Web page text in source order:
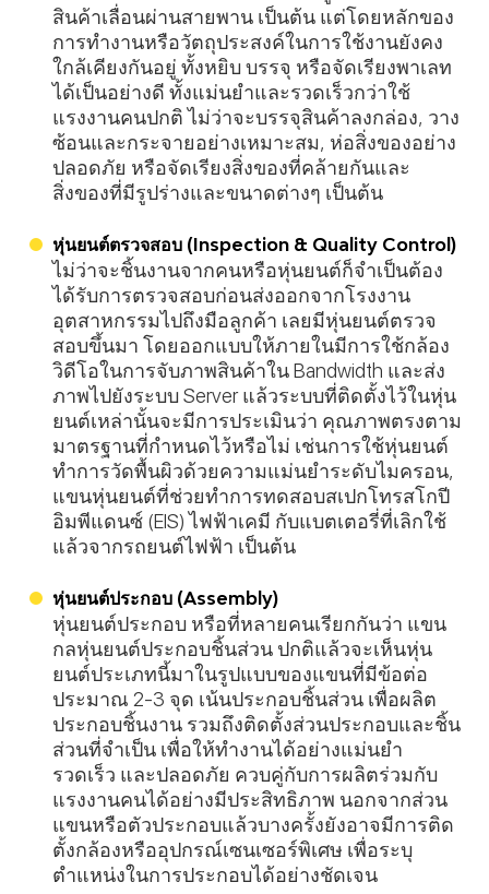
สินค้าเลื่อนผ่านสายพาน เป็นต้น แต่โดยหลักของ
การทำงานหรือวัตถุประสงค์ในการใช้งานยังคง
ใกล้เคียงกันอยู่ ทั้งหยิบ บรรจุ หรือจัดเรียงพาเลท
ได้เป็นอย่างดี ทั้งแม่นยำและรวดเร็วกว่าใช้
แรงงานคนปกติ ไม่ว่าจะบรรจุสินค้าลงกล่อง, วาง
ซ้อนและกระจายอย่างเหมาะสม, ห่อสิ่งของอย่าง
ปลอดภัย หรือจัดเรียงสิ่งของที่คล้ายกันและ
สิ่งของที่มีรูปร่างและขนาดต่างๆ เป็นต้น
หุ่นยนต์ตรวจสอบ (Inspection & Quality Control)
ไม่ว่าจะชิ้นงานจากคนหรือหุ่นยนต์ก็จำเป็นต้อง
ได้รับการตรวจสอบก่อนส่งออกจากโรงงาน
อุตสาหกรรมไปถึงมือลูกค้า เลยมีหุ่นยนต์ตรวจ
สอบขึ้นมา โดยออกแบบให้ภายในมีการใช้กล้อง
วิดีโอในการจับภาพสินค้าใน Bandwidth และส่ง
ภาพไปยังระบบ Server แล้วระบบที่ติดตั้งไว้ในหุ่น
ยนต์เหล่านั้นจะมีการประเมินว่า คุณภาพตรงตาม
มาตรฐานที่กำหนดไว้หรือไม่ เช่นการใช้หุ่นยนต์
ทำการวัดพื้นผิวด้วยความแม่นยำระดับไมครอน,
แขนหุ่นยนต์ที่ช่วยทำการทดสอบสเปกโทรสโกปี
อิมพีแดนซ์ (EIS) ไฟฟ้าเคมี กับแบตเตอรี่ที่เลิกใช้
แล้วจากรถยนต์ไฟฟ้า เป็นต้น
หุ่นยนต์ประกอบ (Assembly)
หุ่นยนต์ประกอบ หรือที่หลายคนเรียกกันว่า แขน
กลหุ่นยนต์ประกอบชิ้นส่วน ปกติแล้วจะเห็นหุ่น
ยนต์ประเภทนี้มาในรูปแบบของแขนที่มีข้อต่อ
ประมาณ 2-3 จุด เน้นประกอบชิ้นส่วน เพื่อผลิต
ประกอบชิ้นงาน รวมถึงติดตั้งส่วนประกอบและชิ้น
ส่วนที่จำเป็น เพื่อให้ทำงานได้อย่างแม่นยำ
รวดเร็ว และปลอดภัย ควบคู่กับการผลิตร่วมกับ
แรงงานคนได้อย่างมีประสิทธิภาพ นอกจากส่วน
แขนหรือตัวประกอบแล้วบางครั้งยังอาจมีการติด
ตั้งกล้องหรืออุปกรณ์เซนเซอร์พิเศษ เพื่อระบุ
ตำแหน่งในการประกอบได้อย่างชัดเจน